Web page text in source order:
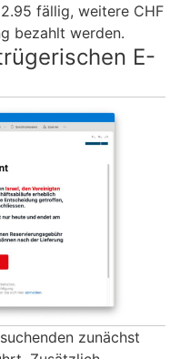
fällig, weitere CHF
bezahlt werden.
E-
zunächst